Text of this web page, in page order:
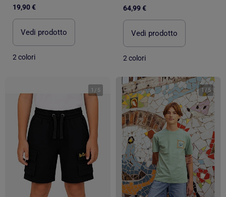
19,90 €
Vedi prodotto
2 colori
64,99 €
Vedi prodotto
2 colori
1 / 5 1/ 5